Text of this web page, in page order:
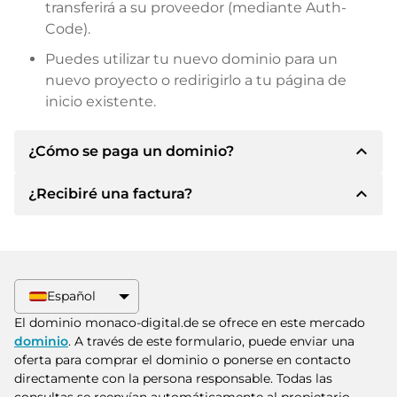
transferirá a su proveedor (mediante Auth-
Code).
Puedes utilizar tu nuevo dominio para un
nuevo proyecto o redirigirlo a tu página de
inicio existente.
¿Cómo se paga un dominio? expand_less
Tras llegar a un acuerdo, el propietario le
Paypal u otros métodos de pago.
Indique siempre el nombre de dominio y el
número de factura al realizar la transferencia.
¿Recibiré una factura? expand_less
superiores, también recibirá un contrato de
compra adicional si lo solicita.
Español
El dominio monaco-digital.de se ofrece en este mercado
dominio. A través de este formulario, puede enviar una
oferta para comprar el dominio o ponerse en contacto
directamente con la persona responsable. Todas las